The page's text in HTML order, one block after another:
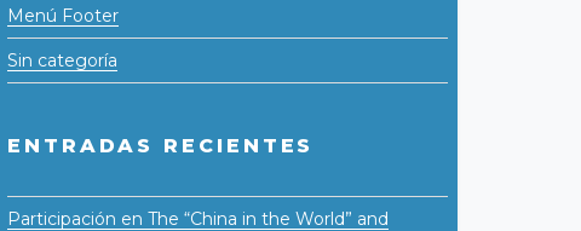
Menú Footer
Sin categoría
ENTRADAS RECIENTES
Participación en The “China in the World” and